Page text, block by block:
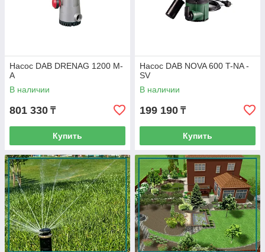
Насос DAB DRENAG 1200 M-
A
В наличии
801 330 ₸
Купить
Насос DAB NOVA 600 T-NA -
SV
В наличии
199 190 ₸
Купить